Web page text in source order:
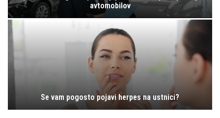
avtomobilov
Se vam pogosto pojavi herpes na ustnici?